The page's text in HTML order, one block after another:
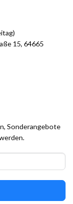
15, 64665
Sonderangebote